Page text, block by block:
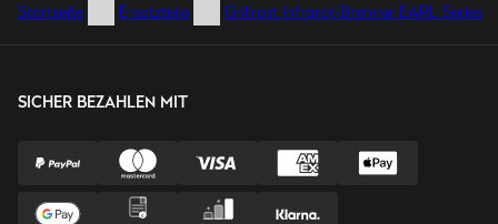
Startseite Ersatzteile Grillrost Infrarot-Brenner EARL Series
SICHER BEZAHLEN MIT